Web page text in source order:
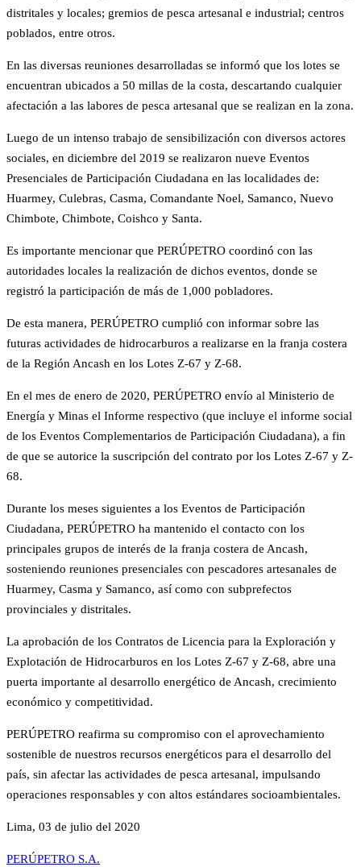
distritales y locales; gremios de pesca artesanal e industrial; centros
poblados, entre otros.
En las diversas reuniones desarrolladas se informó que los lotes se
encuentran ubicados a 50 millas de la costa, descartando cualquier
afectación a las labores de pesca artesanal que se realizan en la zona.
Luego de un intenso trabajo de sensibilización con diversos actores
sociales, en diciembre del 2019 se realizaron nueve Eventos
Presenciales de Participación Ciudadana en las localidades de:
Huarmey, Culebras, Casma, Comandante Noel, Samanco, Nuevo
Chimbote, Chimbote, Coishco y Santa.
Es importante mencionar que PERÚPETRO coordinó con las
autoridades locales la realización de dichos eventos, donde se
registró la participación de más de 1,000 pobladores.
De esta manera, PERÚPETRO cumplió con informar sobre las
futuras actividades de hidrocarburos a realizarse en la franja costera
de la Región Ancash en los Lotes Z-67 y Z-68.
En el mes de enero de 2020, PERÚPETRO envío al Ministerio de
Energía y Minas el Informe respectivo (que incluye el informe social
de los Eventos Complementarios de Participación Ciudadana), a fin
de que se autorice la suscripción del contrato por los Lotes Z-67 y Z-
68.
Durante los meses siguientes a los Eventos de Participación
Ciudadana, PERÚPETRO ha mantenido el contacto con los
principales grupos de interés de la franja costera de Ancash,
sosteniendo reuniones presenciales con pescadores artesanales de
Huarmey, Casma y Samanco, así como con subprefectos
provinciales y distritales.
La aprobación de los Contratos de Licencia para la Exploración y
Explotación de Hidrocarburos en los Lotes Z-67 y Z-68, abre una
puerta importante al desarrollo energético de Ancash, crecimiento
económico y competitividad.
PERÚPETRO reafirma su compromiso con el aprovechamiento
sostenible de nuestros recursos energéticos para el desarrollo del
país, sin afectar las actividades de pesca artesanal, impulsando
operaciones responsables y con altos estándares socioambientales.
Lima, 03 de julio del 2020
PERÚPETRO S.A.